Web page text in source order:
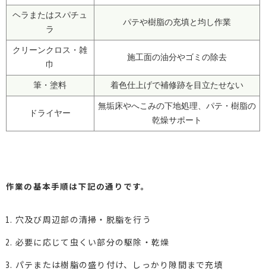
ヘラまたはスパチュ
ラ
パテや樹脂の充填と均し作業
クリーンクロス・雑
巾
施工面の油分やゴミの除去
筆・塗料 着色仕上げで補修跡を目立たせない
ドライヤー
無垢床やへこみの下地処理、パテ・樹脂の
乾燥サポート
作業の基本手順は下記の通りです。
穴及び周辺部の清掃・脱脂を行う
必要に応じて虫くい部分の駆除・乾燥
パテまたは樹脂の盛り付け、しっかり隙間まで充填